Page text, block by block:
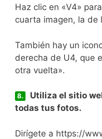
Haz clic en «V4»
cuarta imagen, la de
También hay un
derecha de U4, que
otra vuelta».
8.
Utiliza el sitio
todas tus fotos.
Dirígete a https://